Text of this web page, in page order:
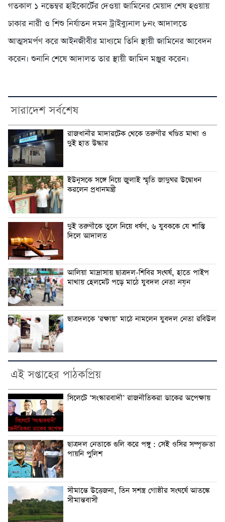
গতকাল ১ নভেম্বর হাইকোর্টের দেওয়া জামিনের মেয়াদ শেষ হওয়ায়
ঢাকার নারী ও শিশু নির্যাতন দমন ট্রাইব্যুনাল ৮নং আদালতে
আত্মসমর্পণ করে আইনজীবীর মাধ্যমে তিনি স্থায়ী জামিনের আবেদন
করেন। শুনানি শেষে আদালত তার স্থায়ী জামিন মঞ্জুর করেন।
সারাদেশ সর্বশেষ
রাজধানীর মাদারটেক থেকে তরুণীর খণ্ডিত মাথা ও
দুই হাত উদ্ধার
ইউনূসকে সঙ্গে নিয়ে জুলাই স্মৃতি জাদুঘর উদ্বোধন
করলেন প্রধানমন্ত্রী
দুই তরুণীকে তুলে নিয়ে ধর্ষণ, ৬ যুবককে যে শাস্তি
দিলে আদালত
আলিয়া মাদ্রাসায় ছাত্রদল-শিবির সংঘর্ষ, হাতে পাইপ
মাথায় হেলমেট পড়ে মাঠে যুবদল নেতা নয়ন
ছাত্রদলকে ‘রক্ষায়’ মাঠে নামলেন যুবদল নেতা রবিউল
এই সপ্তাহের পাঠকপ্রিয়
সিলেটে ‘সংস্কারবাদী’ রাজনীতিকরা ডাকের অপেক্ষায়
ছাত্রদল নেতাকে গুলি করে পঙ্গু : সেই ওসির সম্পৃক্ততা
পায়নি পুলিশ
সীমান্তে উত্তেজনা, তিন সশস্ত্র গোষ্ঠীর সংঘর্ষে আতঙ্কে
সীমান্তবাসী